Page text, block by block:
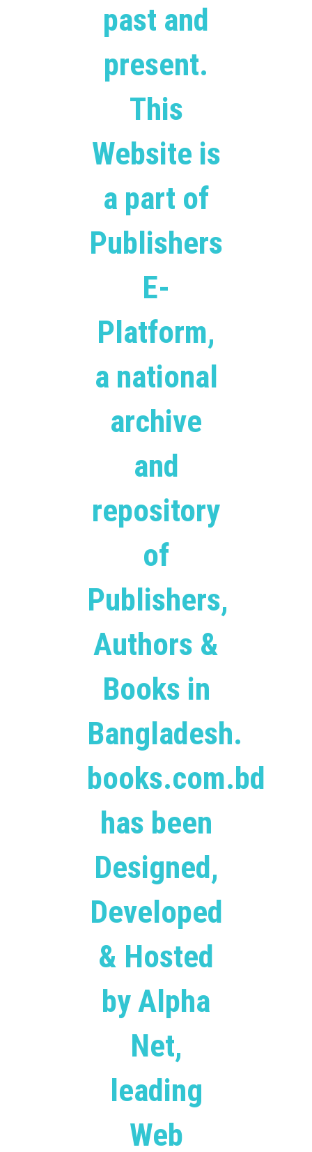
past and
present.
This
Website is
a part of
Publishers
E-
Platform,
a national
archive
and
repository
of
Publishers,
Authors &
Books in
Bangladesh.
books.com.bd
has been
Designed,
Developed
& Hosted
by Alpha
Net,
leading
Web